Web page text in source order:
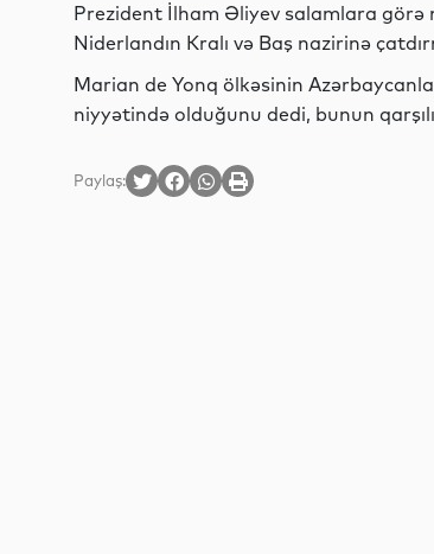
Prezident İlham Əliyev salamlara görə
Niderlandın Kralı və Baş nazirinə
Marian de Yonq ölkəsinin
niyyətində olduğunu dedi, bunun
Paylaş: